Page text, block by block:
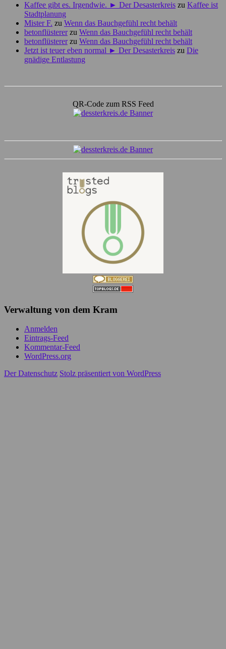
Kaffee gibt es. Irgendwie. ► Der Desasterkreis zu Kaffee ist
Stadtplanung
Mister F. zu Wenn das Bauchgefühl recht behält
betonflüstererzu Wenn das Bauchgefühl recht behält
betonflüstererzu Wenn das Bauchgefühl recht behält
Jetzt ist teuer eben normal ► Der Desasterkreis zu Die
gnädige Entlastung
QR-Code zum RSS Feed
Verwaltung von dem Kram
Anmelden
Eintrags-Feed
Kommentar-Feed
WordPress.org
Der Datenschutz Stolz präsentiert von WordPress